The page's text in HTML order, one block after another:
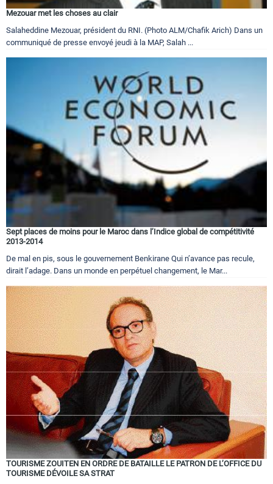
Mezouar met les choses au clair
Salaheddine Mezouar, président du RNI. (Photo ALM/Chafik Arich) Dans un
communiqué de presse envoyé jeudi à la MAP, Salah ...
Sept places de moins pour le Maroc dans l’Indice global de compétitivité
2013-2014
De mal en pis, sous le gouvernement Benkirane Qui n’avance pas recule,
dirait l’adage. Dans un monde en perpétuel changement, le Mar...
TOURISME ZOUITEN EN ORDRE DE BATAILLE LE PATRON DE L’OFFICE DU
TOURISME DÉVOILE SA STRAT